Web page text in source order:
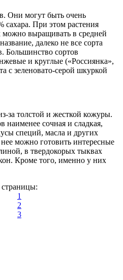
Они могут быть очень
сахара. При этом растения
можно выращивать в средней
далеко не все сорта
Большинство сортов
и круглые («Россиянка»,
с зеленовато-серой шкуркой
за толстой и жесткой кожуры.
наименее сочная и сладкая,
специй, масла и других
можно готовить интересные
в твердокорых тыквах
Кроме того, именно у них
страницы:
1
2
3